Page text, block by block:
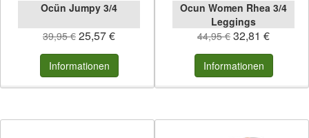
Ocün Jumpy 3/4
39,95 € 25,57 €
Informationen
Ocun Women Rhea 3/4
Leggings
44,95 € 32,81 €
Informationen